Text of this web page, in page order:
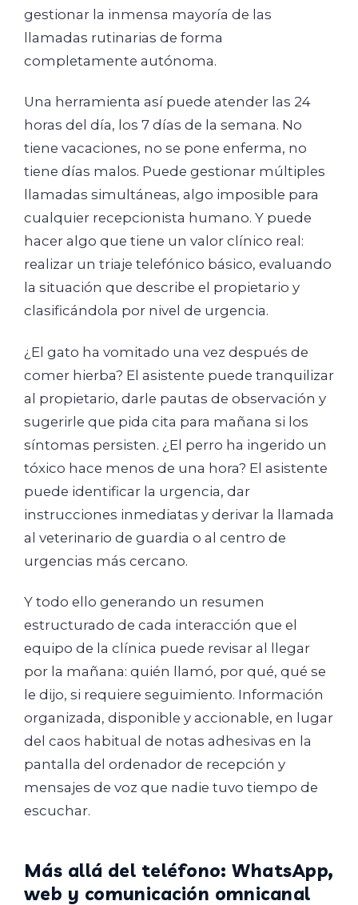
gestionar la inmensa mayoría de las
llamadas rutinarias de forma
completamente autónoma.
Una herramienta así puede atender las 24
horas del día, los 7 días de la semana. No
tiene vacaciones, no se pone enferma, no
tiene días malos. Puede gestionar múltiples
llamadas simultáneas, algo imposible para
cualquier recepcionista humano. Y puede
hacer algo que tiene un valor clínico real:
realizar un triaje telefónico básico, evaluando
la situación que describe el propietario y
clasificándola por nivel de urgencia.
¿El gato ha vomitado una vez después de
comer hierba? El asistente puede tranquilizar
al propietario, darle pautas de observación y
sugerirle que pida cita para mañana si los
síntomas persisten. ¿El perro ha ingerido un
tóxico hace menos de una hora? El asistente
puede identificar la urgencia, dar
instrucciones inmediatas y derivar la llamada
al veterinario de guardia o al centro de
urgencias más cercano.
Y todo ello generando un resumen
estructurado de cada interacción que el
equipo de la clínica puede revisar al llegar
por la mañana: quién llamó, por qué, qué se
le dijo, si requiere seguimiento. Información
organizada, disponible y accionable, en lugar
del caos habitual de notas adhesivas en la
pantalla del ordenador de recepción y
mensajes de voz que nadie tuvo tiempo de
escuchar.
Más allá del teléfono: WhatsApp,
web y comunicación omnicanal